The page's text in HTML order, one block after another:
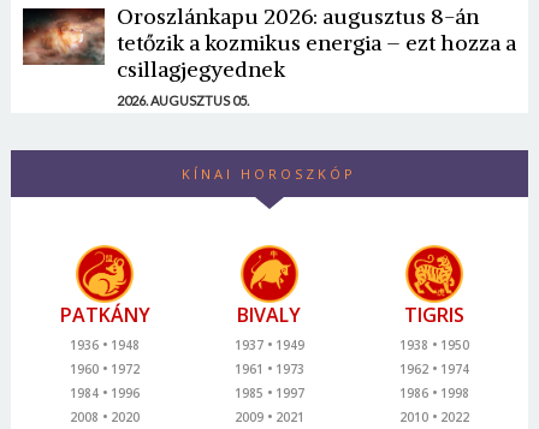
Oroszlánkapu 2026: augusztus 8-án
tetőzik a kozmikus energia – ezt hozza a
csillagjegyednek
2026. AUGUSZTUS 05.
KÍNAI HOROSZKÓP
PATKÁNY
1936
1948
1960
1972
1984
1996
2008
2020
BIVALY
1937
1949
1961
1973
1985
1997
2009
2021
TIGRIS
1938
1950
1962
1974
1986
1998
2010
2022